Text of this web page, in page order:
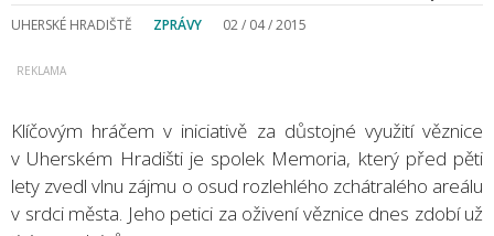
UHERSKÉ HRADIŠTĚ ZPRÁVY 02 / 04 / 2015
Klíčovým hráčem v iniciativě za důstojné využití věznice
v Uherském Hradišti je spolek Memoria, který před pěti
lety zvedl vlnu zájmu o osud rozlehlého zchátralého areálu
v srdci města. Jeho petici za oživení věznice dnes zdobí už